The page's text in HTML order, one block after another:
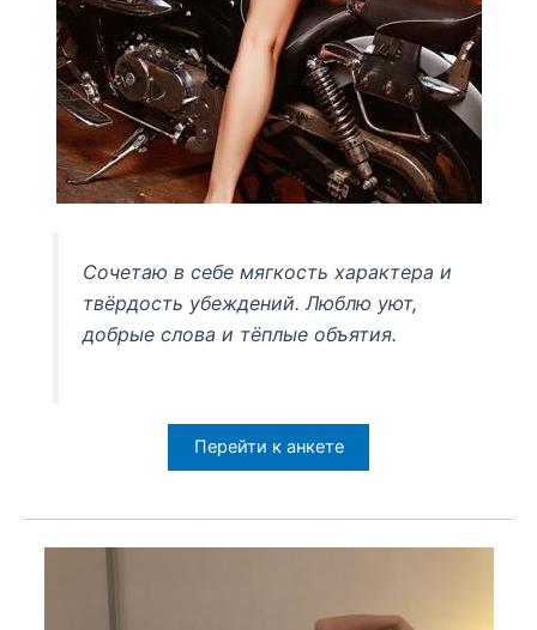
Сочетаю в себе мягкость характера и
твёрдость убеждений. Люблю уют,
добрые слова и тёплые объятия.
Перейти к анкете